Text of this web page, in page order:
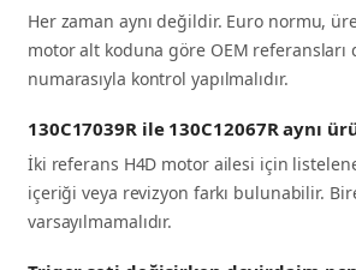
Her zaman aynı değildir. Euro normu,
motor alt koduna göre OEM referansları
numarasıyla kontrol yapılmalıdır.
130C17039R ile 130C12067R aynı
İki referans H4D motor ailesi için
içeriği veya revizyon farkı bulunabilir.
varsayılmamalıdır.